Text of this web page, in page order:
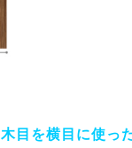
木目を横目に使っ